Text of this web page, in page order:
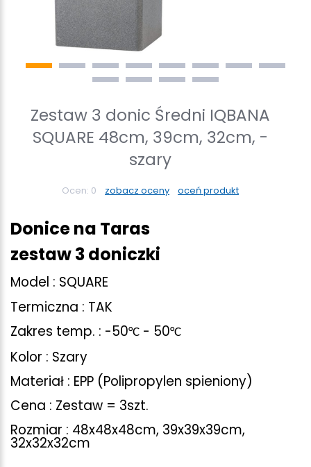
Zestaw 3 donic Średni IQBANA
SQUARE 48cm, 39cm, 32cm, -
szary
Ocen: 0 zobacz oceny oceń produkt
Donice na Taras
zestaw 3 doniczki
Model : SQUARE
Termiczna : TAK
Zakres temp. : -50°C - 50°C
Kolor : Szary
Materiał : EPP (Polipropylen spieniony)
Cena : Zestaw = 3szt.
Rozmiar : 48x48x48cm, 39x39x39cm,
32x32x32cm